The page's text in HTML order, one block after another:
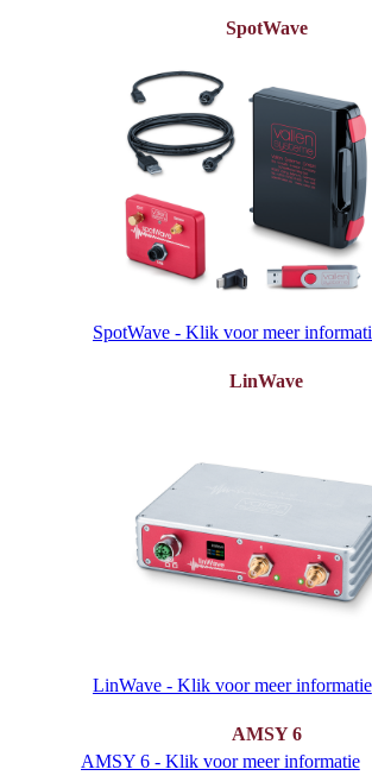
SpotWave
SpotWave - Klik voor meer
LinWave
LinWave - Klik voor meer informatie
AMSY 6
AMSY 6 - Klik voor meer informatie